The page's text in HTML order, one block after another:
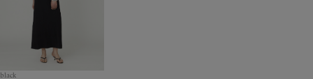
black